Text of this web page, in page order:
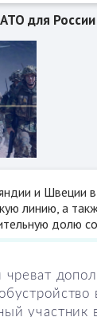
для России
и Швеции в
линию, а
долю